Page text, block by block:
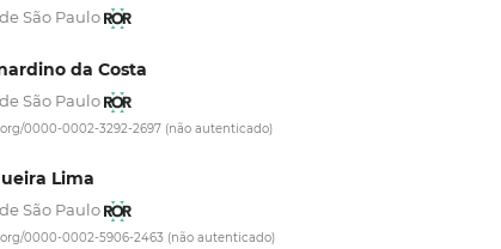
São Paulo
da Costa
São Paulo
0000-0002-3292-2697 (não autenticado)
Lima
São Paulo
0000-0002-5906-2463 (não autenticado)